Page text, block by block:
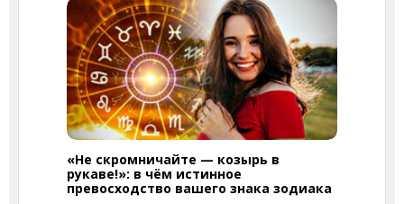
«Не скромничайте — козырь в
рукаве!»: в чём истинное
превосходство вашего знака зодиака